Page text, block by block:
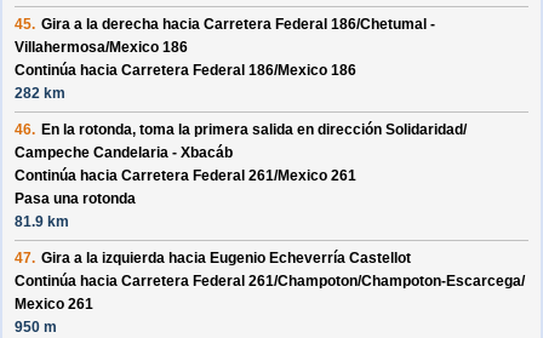
45. Gira a la derecha hacia Carretera Federal 186/Chetumal -
Villahermosa/Mexico 186
Continúa hacia Carretera Federal 186/Mexico 186
282 km
46. En la rotonda, toma la primera salida en dirección Solidaridad/
Campeche Candelaria - Xbacáb
Continúa hacia Carretera Federal 261/Mexico 261
Pasa una rotonda
81.9 km
47. Gira a la izquierda hacia Eugenio Echeverría Castellot
Continúa hacia Carretera Federal 261/Champoton/Champoton-Escarcega/
Mexico 261
950 m